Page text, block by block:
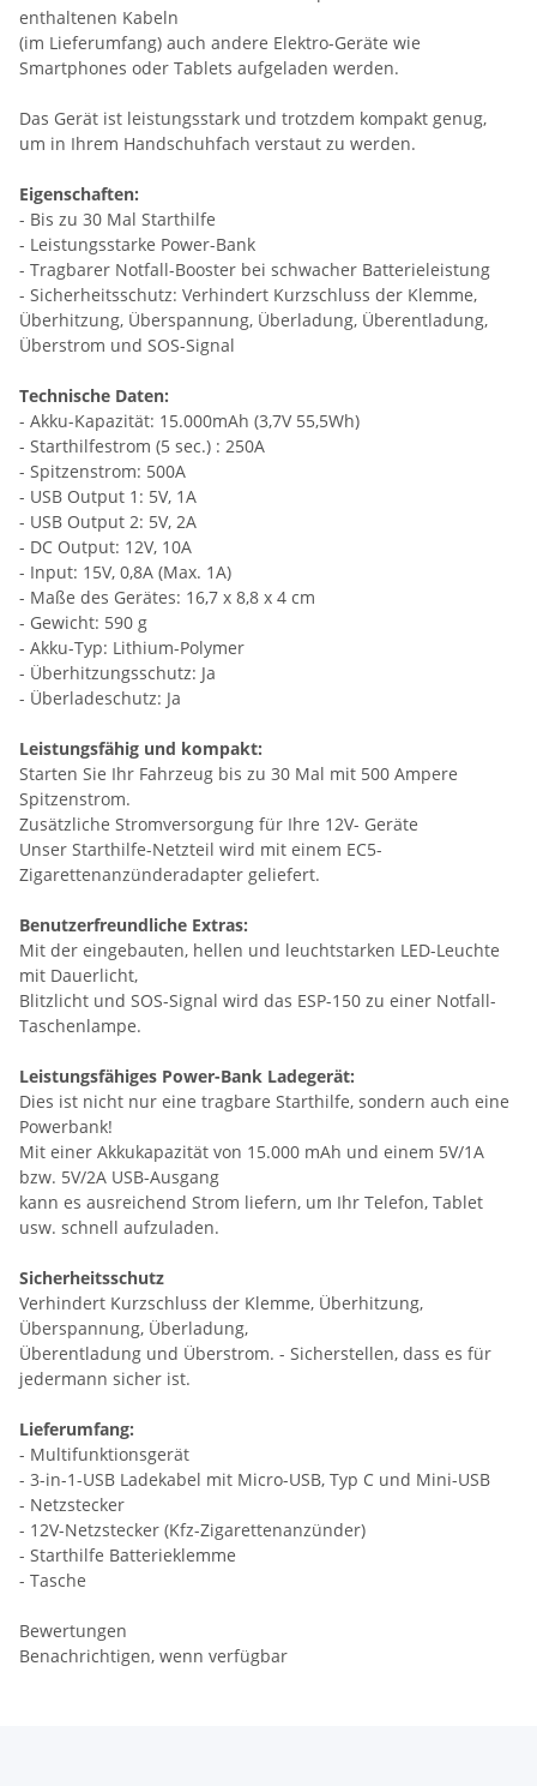
enthaltenen Kabeln
(im Lieferumfang) auch andere Elektro-Geräte wie
Smartphones oder Tablets aufgeladen werden.
Das Gerät ist leistungsstark und trotzdem kompakt genug,
um in Ihrem Handschuhfach verstaut zu werden.
Eigenschaften:
- Bis zu 30 Mal Starthilfe
- Leistungsstarke Power-Bank
- Tragbarer Notfall-Booster bei schwacher Batterieleistung
- Sicherheitsschutz: Verhindert Kurzschluss der Klemme,
Überhitzung, Überspannung, Überladung, Überentladung,
Überstrom und SOS-Signal
Technische Daten:
- Akku-Kapazität: 15.000mAh (3,7V 55,5Wh)
- Starthilfestrom (5 sec.) : 250A
- Spitzenstrom: 500A
- USB Output 1: 5V, 1A
- USB Output 2: 5V, 2A
- DC Output: 12V, 10A
- Input: 15V, 0,8A (Max. 1A)
- Maße des Gerätes: 16,7 x 8,8 x 4 cm
- Gewicht: 590 g
- Akku-Typ: Lithium-Polymer
- Überhitzungsschutz: Ja
- Überladeschutz: Ja
Leistungsfähig und kompakt:
Starten Sie Ihr Fahrzeug bis zu 30 Mal mit 500 Ampere
Spitzenstrom.
Zusätzliche Stromversorgung für Ihre 12V- Geräte
Unser Starthilfe-Netzteil wird mit einem EC5-
Zigarettenanzünderadapter geliefert.
Benutzerfreundliche Extras:
Mit der eingebauten, hellen und leuchtstarken LED-Leuchte
mit Dauerlicht,
Blitzlicht und SOS-Signal wird das ESP-150 zu einer Notfall-
Taschenlampe.
Leistungsfähiges Power-Bank Ladegerät:
Dies ist nicht nur eine tragbare Starthilfe, sondern auch eine
Powerbank!
Mit einer Akkukapazität von 15.000 mAh und einem 5V/1A
bzw. 5V/2A USB-Ausgang
kann es ausreichend Strom liefern, um Ihr Telefon, Tablet
usw. schnell aufzuladen.
Sicherheitsschutz
Verhindert Kurzschluss der Klemme, Überhitzung,
Überspannung, Überladung,
Überentladung und Überstrom. - Sicherstellen, dass es für
jedermann sicher ist.
Lieferumfang:
- Multifunktionsgerät
- 3-in-1-USB Ladekabel mit Micro-USB, Typ C und Mini-USB
- Netzstecker
- 12V-Netzstecker (Kfz-Zigarettenanzünder)
- Starthilfe Batterieklemme
- Tasche
Bewertungen
Benachrichtigen, wenn verfügbar